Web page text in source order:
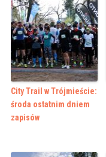
City Trail w Trójmieście:
środa ostatnim dniem
zapisów